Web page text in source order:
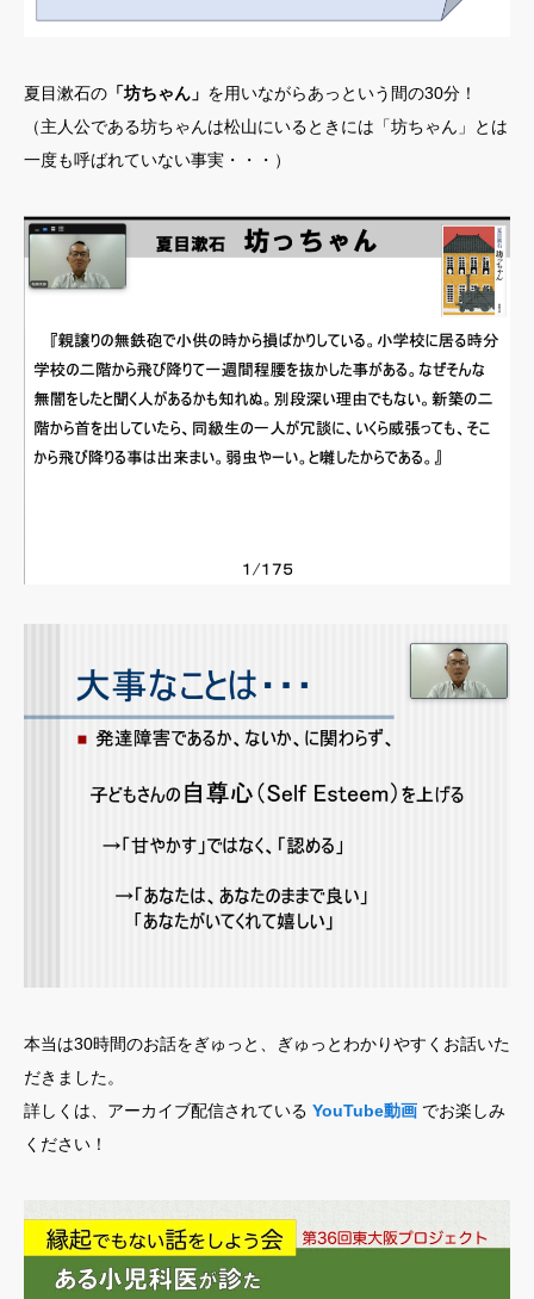
夏目漱石の 「坊ちゃん」 を用いながらあっという間の30分！
（主人公である坊ちゃんは松山にいるときには「坊ちゃん」とは
一度も呼ばれていない事実・・・）
本当は30時間のお話をぎゅっと、ぎゅっとわかりやすくお話いた
だきました。
詳しくは、アーカイブ配信されている YouTube動画 でお楽しみ
ください！